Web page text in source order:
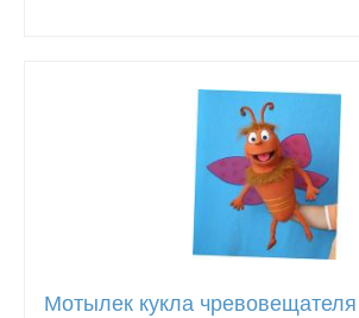
Мотылек кукла чревовещателя